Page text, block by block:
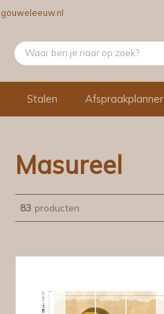
Stalen Afspraakplanner
Masureel
83 producten